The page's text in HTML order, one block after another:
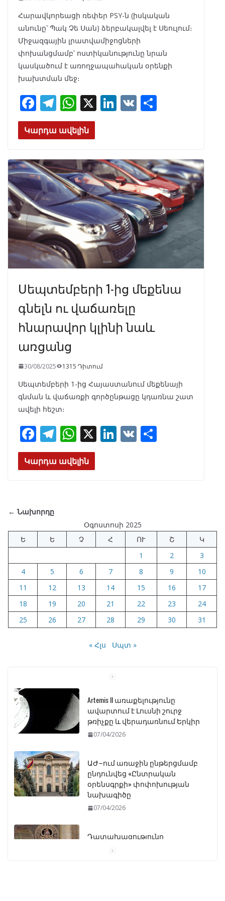
Հարավկորեացի ռեփեր PSY-ն (իսկական
անունը՝ Պակ Չե Սան) ձերբակալվել է Սեուլում։
Միջազգային լրատվամիջոցների
փոխանցմամբ՝ ոստիկանությունը նրան
կասկածում է առողջապահական օրենքի
խախտման մեջ։
F
ac
e
o
o
k
T
el
e
a
m
W
h
at
A
p
p
X Li
dI
n
V
Կարդա ավելին
Սեպտեմբերի 1-ից մեքենա
գնելն ու վաճառելը
հնարավոր կլինի նաև
առցանց
30/08/2025 1315 Դիտում
Սեպտեմբերի 1-ից Հայաստանում մեքենայի
գնման և վաճառքի գործընթացը կդառնա շատ
ավելի հեշտ։
F
ac
e
o
k
T
el
e
W
h
at
p
X Li V
Կարդա ավելին
← Նախորդը
Օգոստոսի 2025
Ե
Ե Չ Հ ՈՒ Շ
Կ
1
2
3
4
5 6 7 8 9
10
11
12 13 14 15 16
17
18
19 20 21 22 23
24
25
26 27 28 29 30 31
« Հլս Սպտ »
ավարտում է Լուսնի շուրջ
թռիչքը և վերադառնում Երկիր
07/04/2026
ընդունվեց «Ընտրական
օրենսգրքի» փոփոխության
նախագիծը
07/04/2026
կբողոքարկի Գարեգին
Երկրորդի նկատմամբ
սահմանափակման